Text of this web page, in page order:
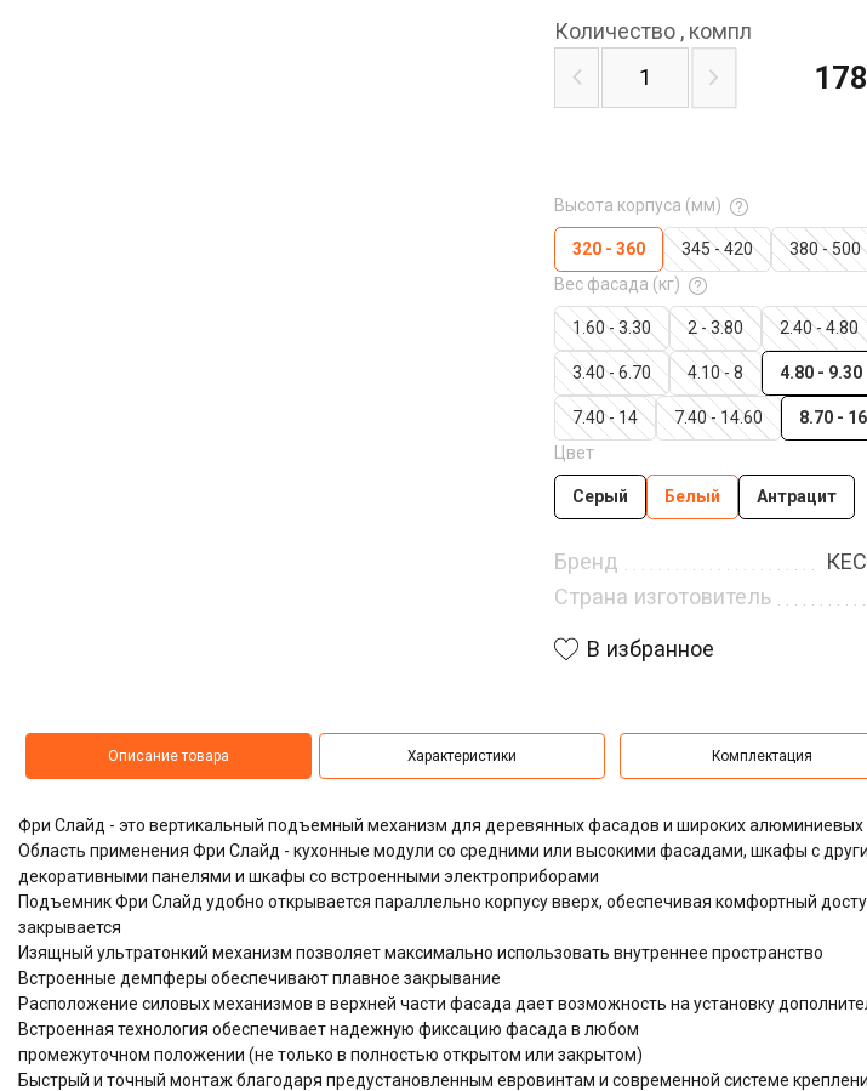
Высота корпуса (мм)
320 - 360 345 - 420 380 - 500
Вес фасада (кг)
1.60 - 3.30 2 - 3.80 2.40 - 4.80
3.40 - 6.70 4.10 - 8 4.80 - 9.30
7.40 - 14 7.40 - 14.60 8.70 -
Цвет
Серый Белый Антрацит
Бренд
Страна изготовитель
Количество , компл
В избранное
Описание товара Характеристики Комплектация
Фри Слайд - это вертикальный подъемный механизм для деревянных фасадов и широких алюминиевых
Область применения Фри Слайд - кухонные модули со средними или высокими фасадами, шкафы с
декоративными панелями и шкафы со встроенными электроприборами
Подъемник Фри Слайд удобно открывается параллельно корпусу вверх, обеспечивая комфортный
закрывается
Изящный ультратонкий механизм позволяет максимально использовать внутреннее пространство
Встроенные демпферы обеспечивают плавное закрывание
Расположение силовых механизмов в верхней части фасада дает возможность на установку
Встроенная технология обеспечивает надежную фиксацию фасада в любом
промежуточном положении (не только в полностью открытом или закрытом)
Быстрый и точный монтаж благодаря предустановленным евровинтам и современной системе